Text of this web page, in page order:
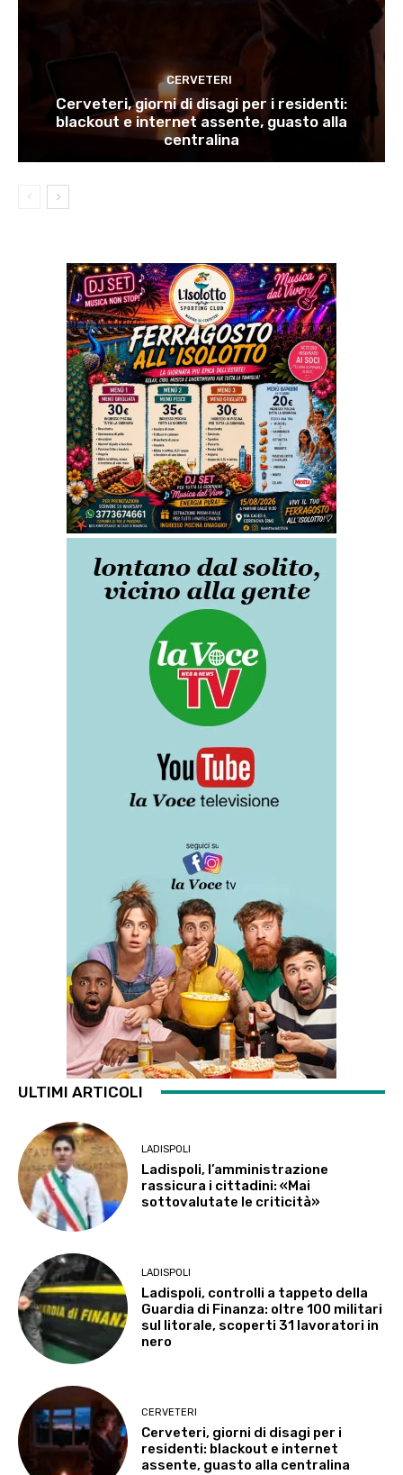
CERVETERI
Cerveteri, giorni di disagi per i residenti:
blackout e internet assente, guasto alla
centralina
ULTIMI ARTICOLI
LADISPOLI
Ladispoli, l’amministrazione
rassicura i cittadini: «Mai
sottovalutate le criticità»
LADISPOLI
Ladispoli, controlli a tappeto della
Guardia di Finanza: oltre 100 militari
sul litorale, scoperti 31 lavoratori in
nero
CERVETERI
Cerveteri, giorni di disagi per i
residenti: blackout e internet
assente, guasto alla centralina